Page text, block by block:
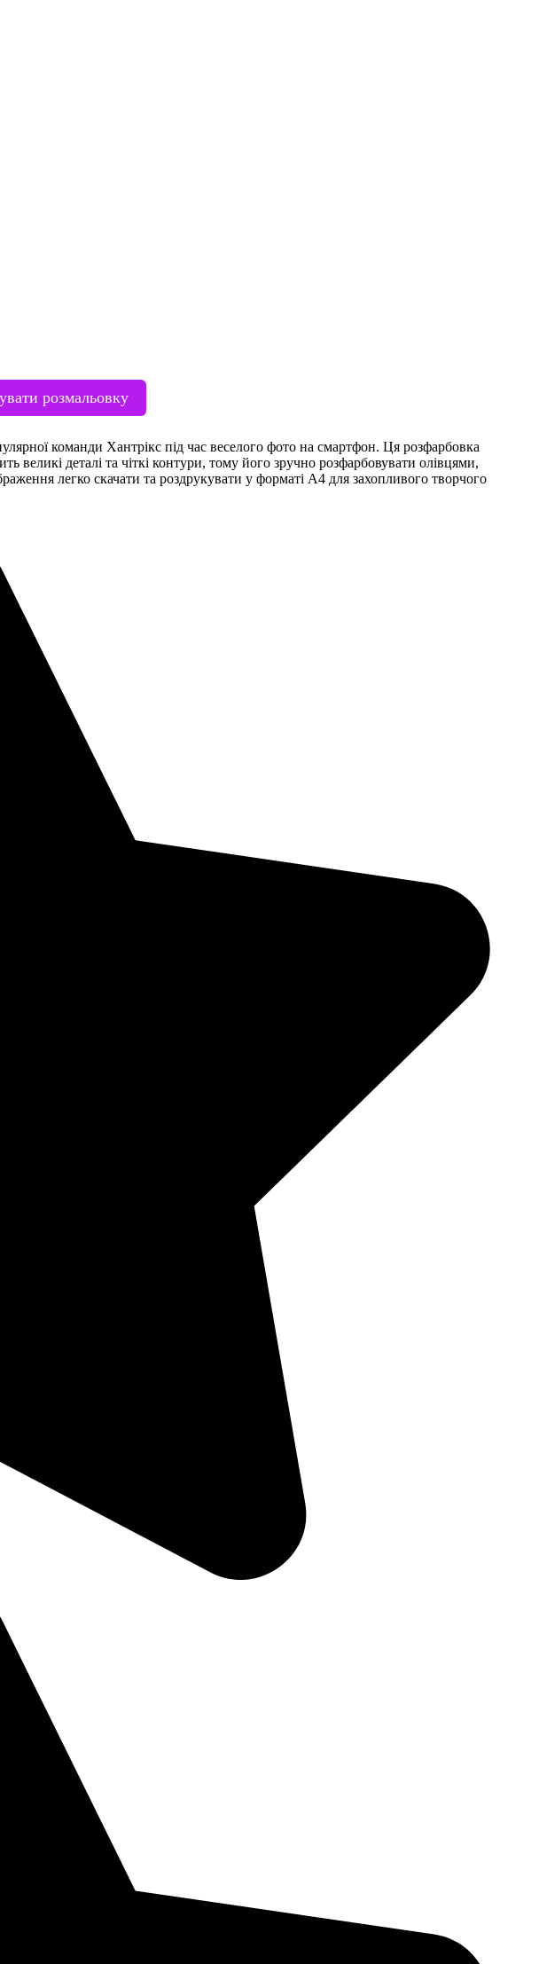
розмальовку
команди Хантрікс під час веселого фото на смартфон. Ця розфарбовка
великі деталі та чіткі контури, тому його зручно розфарбовувати олівцями,
легко скачати та роздрукувати у форматі А4 для захопливого творчого